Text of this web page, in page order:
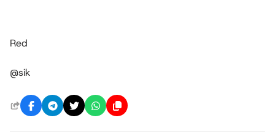
Red
@sik